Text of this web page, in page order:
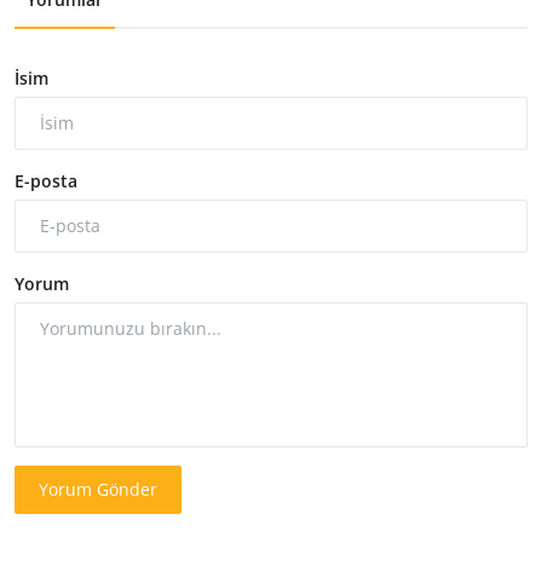
İsim
E-posta
Yorum
Yorum Gönder